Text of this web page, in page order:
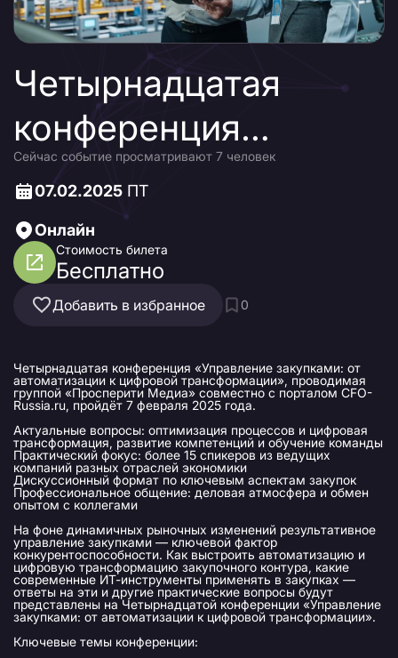
Четырнадцатая
конференция
«Управление
закупками: от
автоматизации к
цифровой
Сейчас событие просматривают 7 человек
07.02.2025 ПТ
Онлайн
Стоимость билета
Бесплатно
Добавить в избранное 0
Четырнадцатая конференция «Управление закупками: от
автоматизации к цифровой трансформации», проводимая
группой «Просперити Медиа» совместно с порталом CFO-
Russia.ru, пройдёт 7 февраля 2025 года.
Актуальные вопросы: оптимизация процессов и цифровая
трансформация, развитие компетенций и обучение команды
Практический фокус: более 15 спикеров из ведущих
компаний разных отраслей экономики
Дискуссионный формат по ключевым аспектам закупок
Профессиональное общение: деловая атмосфера и обмен
опытом с коллегами
На фоне динамичных рыночных изменений результативное
управление закупками — ключевой фактор
конкурентоспособности. Как выстроить автоматизацию и
цифровую трансформацию закупочного контура, какие
современные ИТ-инструменты применять в закупках —
ответы на эти и другие практические вопросы будут
представлены на Четырнадцатой конференции «Управление
закупками: от автоматизации к цифровой трансформации».
Ключевые темы конференции: